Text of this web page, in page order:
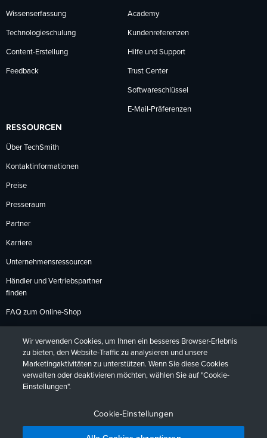
Wissenserfassung
Technologieschulung
Content-Erstellung
Feedback
Academy
Kundenreferenzen
Hilfe und Support
Trust Center
Softwareschlüssel
E-Mail-Präferenzen
RESSOURCEN
Über TechSmith
Kontaktinformationen
Preise
Presseraum
Partner
Karriere
Unternehmensressourcen
Händler und Vertriebspartner
finden
FAQ zum Online-Shop
Rückgabebedingungen
DeutschFrançaisEspañol日本語
Wir verwenden Cookies, um Ihnen ein besseres Browser-Erlebnis
zu bieten, den Website-Traffic zu analysieren und unsere
Marketingaktivitäten zu unterstützen. Wenn Sie diese Cookies
verwalten oder deaktivieren möchten, wählen Sie auf "Cookie-
Einstellungen".
Cookie-Einstellungen